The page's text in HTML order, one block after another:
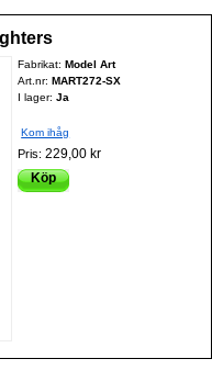
Fabrikat:Model Art
Art.nr:MART272-SX
I lager: Ja
Kom ihåg
Pris:229,00 kr
Köp